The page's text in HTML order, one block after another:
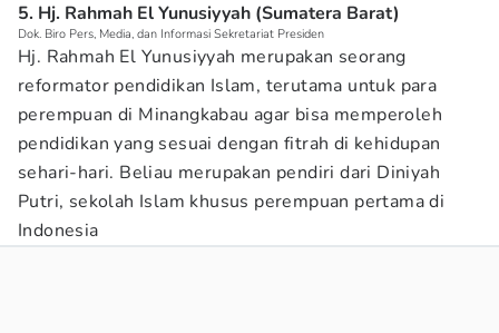
5. Hj. Rahmah El Yunusiyyah (Sumatera Barat)
Dok. Biro Pers, Media, dan Informasi Sekretariat Presiden
Hj. Rahmah El Yunusiyyah merupakan seorang
reformator pendidikan Islam, terutama untuk para
perempuan di Minangkabau agar bisa memperoleh
pendidikan yang sesuai dengan fitrah di kehidupan
sehari-hari. Beliau merupakan pendiri dari Diniyah
Putri, sekolah Islam khusus perempuan pertama di
Indonesia